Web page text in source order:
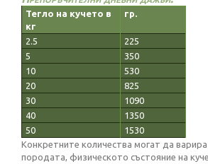
Тегло на кучето в
кг
гр.
2.5
225
5
350
10
530
20
825
30
1090
40
1350
50
1530
Конкретните количества могат да
породата, физическото състояние на